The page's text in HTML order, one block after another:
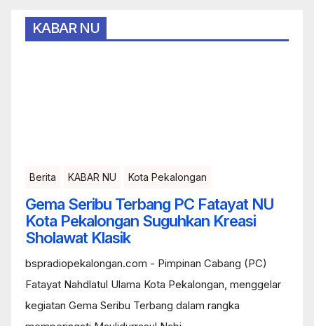
KABAR NU
Berita KABAR NU Kota Pekalongan
Gema Seribu Terbang PC Fatayat NU
Kota Pekalongan Suguhkan Kreasi
Sholawat Klasik
bspradiopekalongan.com - Pimpinan Cabang (PC)
Fatayat Nahdlatul Ulama Kota Pekalongan, menggelar
kegiatan Gema Seribu Terbang dalam rangka